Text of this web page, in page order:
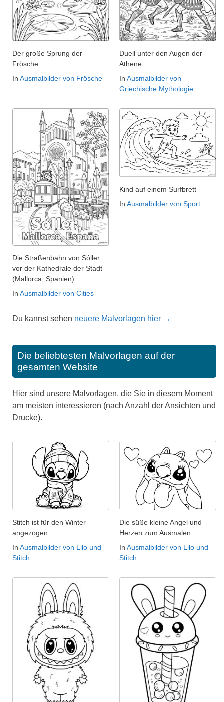
Der große Sprung der
Frösche
In Ausmalbilder von Frösche
Duell unter den Augen der
Athene
In Ausmalbilder von
Griechische Mythologie
Die Straßenbahn von Sóller
vor der Kathedrale der Stadt
(Mallorca, Spanien)
In Ausmalbilder von Cities
Kind auf einem Surfbrett
In Ausmalbilder von Sport
Du kannst sehen neuere Malvorlagen hier →
Die beliebtesten Malvorlagen auf der
gesamten Website
Hier sind unsere Malvorlagen, die Sie in diesem Moment
am meisten interessieren (nach Anzahl der Ansichten und
Drucke).
Stitch ist für den Winter
angezogen.
In Ausmalbilder von Lilo und
Stitch
Die süße kleine Angel und
Herzen zum Ausmalen
In Ausmalbilder von Lilo und
Stitch